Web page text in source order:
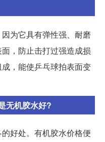
为它具有弹性强、耐磨
，防止击打过强造成损
，能使乒乓球拍表面变
无机胶水好?
好处。有机胶水价格便